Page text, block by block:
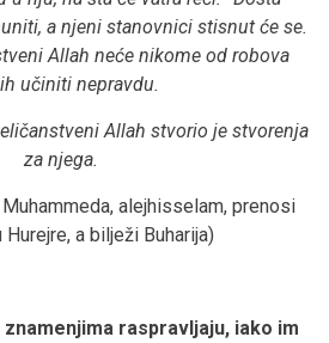
a njeni stanovnici stisnut će se.
Allah neće nikome od robova
učiniti nepravdu.
Allah stvorio je stvorenja
za njega.
alejhisselam, prenosi
Hurejre, a bilježi Buharija)
raspravljaju, iako im